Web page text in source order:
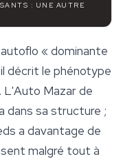
: UNE AUTRE
« dominante
décrit le phénotype
L'Auto Mazar de
dans sa structure ;
a davantage de
malgré tout à